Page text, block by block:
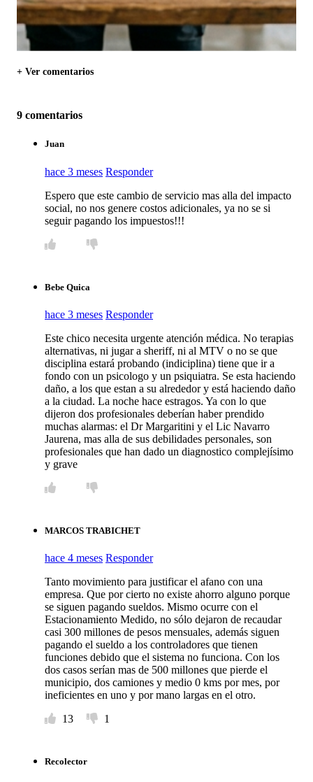
+ Ver comentarios
9 comentarios
Juan
hace 3 meses Responder
Espero que este cambio de servicio mas alla del impacto
social, no nos genere costos adicionales, ya no se si
seguir pagando los impuestos!!!
Bebe Quica
hace 3 meses Responder
Este chico necesita urgente atención médica. No terapias
alternativas, ni jugar a sheriff, ni al MTV o no se que
disciplina estará probando (indiciplina) tiene que ir a
fondo con un psicologo y un psiquiatra. Se esta haciendo
daño, a los que estan a su alrededor y está haciendo daño
a la ciudad. La noche hace estragos. Ya con lo que
dijeron dos profesionales deberían haber prendido
muchas alarmas: el Dr Margaritini y el Lic Navarro
Jaurena, mas alla de sus debilidades personales, son
profesionales que han dado un diagnostico complejísimo
y grave
MARCOS TRABICHET
hace 4 meses Responder
Tanto movimiento para justificar el afano con una
empresa. Que por cierto no existe ahorro alguno porque
se siguen pagando sueldos. Mismo ocurre con el
Estacionamiento Medido, no sólo dejaron de recaudar
casi 300 millones de pesos mensuales, además siguen
pagando el sueldo a los controladores que tienen
funciones debido que el sistema no funciona. Con los
dos casos serían mas de 500 millones que pierde el
municipio, dos camiones y medio 0 kms por mes, por
ineficientes en uno y por mano largas en el otro.
13
1
Recolector